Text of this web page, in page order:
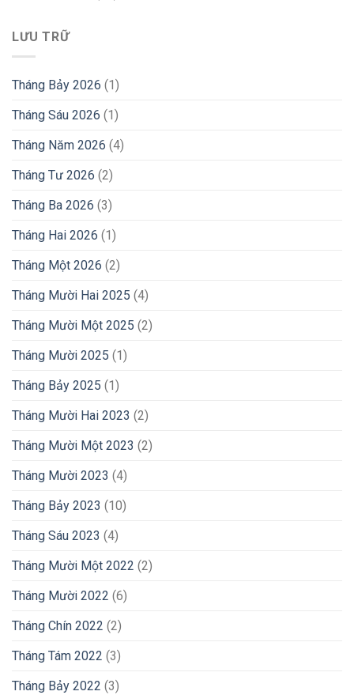
LƯU TRỮ
Tháng Bảy 2026 (1)
Tháng Sáu 2026 (1)
Tháng Năm 2026 (4)
Tháng Tư 2026 (2)
Tháng Ba 2026 (3)
Tháng Hai 2026 (1)
Tháng Một 2026 (2)
Tháng Mười Hai 2025 (4)
Tháng Mười Một 2025 (2)
Tháng Mười 2025 (1)
Tháng Bảy 2025 (1)
Tháng Mười Hai 2023 (2)
Tháng Mười Một 2023 (2)
Tháng Mười 2023 (4)
Tháng Bảy 2023 (10)
Tháng Sáu 2023 (4)
Tháng Mười Một 2022 (2)
Tháng Mười 2022 (6)
Tháng Chín 2022 (2)
Tháng Tám 2022 (3)
Tháng Bảy 2022 (3)